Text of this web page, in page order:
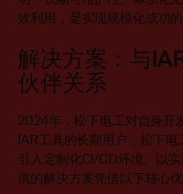
效利用，是实现规模化成功
解决方案：与
伙伴关系
2024年，松下电工对自身开
IAR工具的长期用户，松下
引入定制化CI/CD环境、以
供的解决方案凭借以下核心